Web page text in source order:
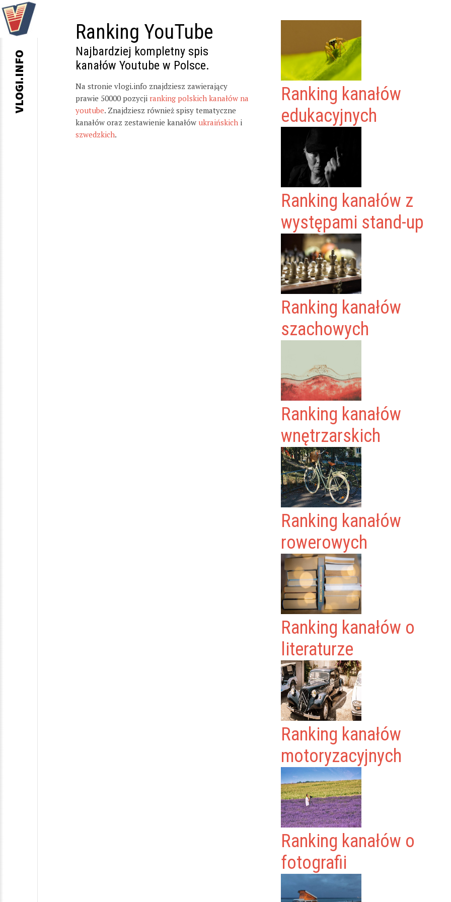
Ranking YouTube
Najbardziej kompletny spis
kanałów Youtube w Polsce.
Na stronie vlogi.info znajdziesz zawierający
prawie 50000 pozycji ranking polskich kanałów na
youtube. Znajdziesz również spisy tematyczne
kanałów oraz zestawienie kanałów ukraińskich i
szwedzkich.
Ranking kanałów
edukacyjnych
Ranking kanałów z
występami stand-up
Ranking kanałów
szachowych
Ranking kanałów
wnętrzarskich
Ranking kanałów
rowerowych
Ranking kanałów o
literaturze
Ranking kanałów
motoryzacyjnych
Ranking kanałów o
fotografii
VLOGI.INFO